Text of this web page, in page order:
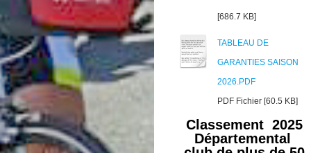
[686.7 KB]
TABLEAU DE
GARANTIES SAISON
2026.PDF
PDF Fichier [60.5 KB]
Classement 2025
Départemental